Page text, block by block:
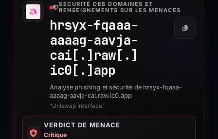
SÉCURITÉ DES DOMAINES ET
RENSEIGNEMENTS SUR LES MENACES
hrsyx-fqaaa-
aaaag-aavja-
cai[.] raw[.]
ic0[.] app
Analyse phishing et sécurité de hrsyx-fqaaa-
aaaag-aavja-cai.raw.ic0.app
“Uniswap Interface”
VERDICT DE MENACE
Critique